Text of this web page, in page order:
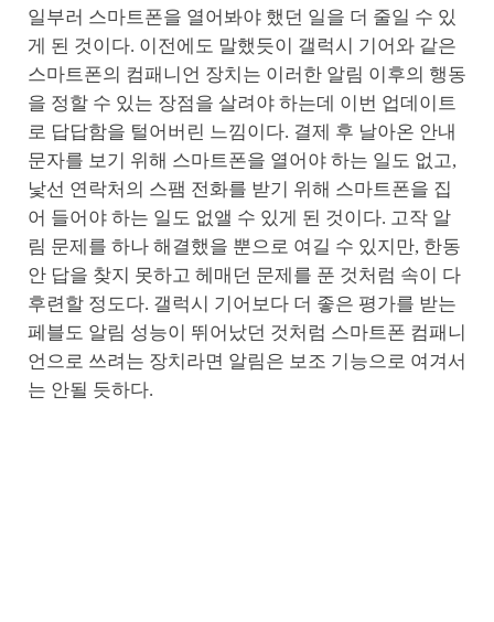
일부러 스마트폰을 열어봐야 했던 일을 더 줄일 수 있
게 된 것이다. 이전에도 말했듯이 갤럭시 기어와 같은
스마트폰의 컴패니언 장치는 이러한 알림 이후의 행동
을 정할 수 있는 장점을 살려야 하는데 이번 업데이트
로 답답함을 털어버린 느낌이다. 결제 후 날아온 안내
문자를 보기 위해 스마트폰을 열어야 하는 일도 없고,
낯선 연락처의 스팸 전화를 받기 위해 스마트폰을 집
어 들어야 하는 일도 없앨 수 있게 된 것이다. 고작 알
림 문제를 하나 해결했을 뿐으로 여길 수 있지만, 한동
안 답을 찾지 못하고 헤매던 문제를 푼 것처럼 속이 다
후련할 정도다. 갤럭시 기어보다 더 좋은 평가를 받는
페블도 알림 성능이 뛰어났던 것처럼 스마트폰 컴패니
언으로 쓰려는 장치라면 알림은 보조 기능으로 여겨서
는 안될 듯하다.